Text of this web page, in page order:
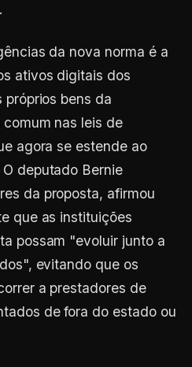
da nova norma é a
ativos digitais dos
próprios bens da
nas leis de
agora se estende ao
deputado Bernie
da proposta, afirmou
que as instituições
possam "evoluir junto a
evitando que os
a prestadores de
de fora do estado ou